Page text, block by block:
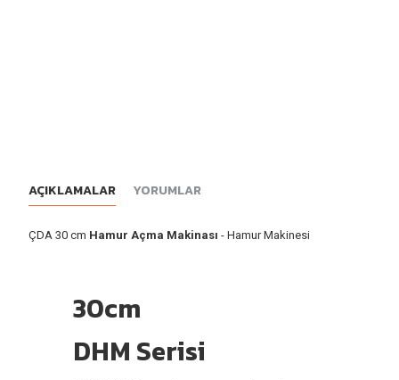
AÇIKLAMALAR YORUMLAR
ÇDA 30 cm Hamur Açma Makinası - Hamur Makinesi
30cm
DHM Serisi